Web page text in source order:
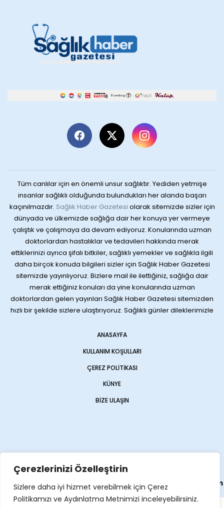
Çerezlerinizi Özelleştirin
Sizlere daha iyi hizmet verebilmek için Çerez
Politikamızı ve Aydınlatma Metnimizi inceleyebilirsiniz.
Tüm canlılar için en önemli unsur sağlıktır. Yediden yetmişe
insanlar sağlıklı olduğunda bulundukları her alanda başarı
kaçınılmazdır. Sağlık Haber Gazetesi olarak sitemizde sizler için
dünyada ve ülkemizde sağlığa dair her konuya yer vermeye
çalıştık ve çalışmaya da devam ediyoruz. Konularında uzman
doktorlardan hastalıklar ve tedavileri hakkında merak
ettiklerinizi ayrıca şifalı bitkiler, sağlıklı yemekler ve sağlıkla ilgili
daha birçok konuda bilgileri sizler için Sağlık Haber Gazetesi
sitemizde yayınlıyoruz. Bizlere mail ile ilettiğiniz, sağlığa dair
merak ettiğiniz konuları da yine konularında uzman
doktorlardan gelen yayınları Sağlık Haber Gazetesi sitemizden
hızlı bir şekilde sizlere ulaştırıyoruz. Sağlıklı günler dileklerimizle
ANASAYFA
KULLANIM KOŞULLARI
ÇEREZ POLITIKASI
KÜNYE
BIZE ULAŞIN
Web sitemiz Haber Sitesi olarak Opencart Global
tarafından
yapılmıştır